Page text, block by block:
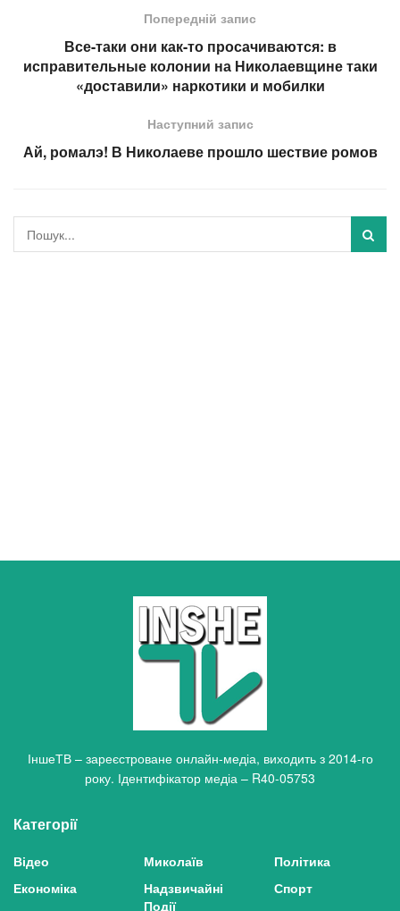
Попередній запис
Все-таки они как-то просачиваются: в
исправительные колонии на Николаевщине таки
«доставили» наркотики и мобилки
Наступний запис
Ай, ромалэ! В Николаеве прошло шествие ромов
ІншеТВ – зареєстроване онлайн-медіа, виходить з 2014-го
року. Ідентифікатор медіа – R40-05753
Категорії
Відео
Економіка
Миколаїв
Надзвичайні
Події
Політика
Спорт